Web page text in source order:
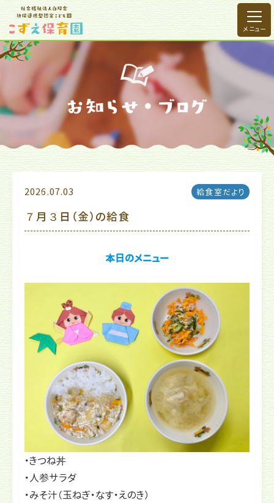
2026.07.03 給食室だより
７月３日（金）の給食
本日のメニュー
・きつね丼
・人参サラダ
・みそ汁（玉ねぎ・なす・えのき）